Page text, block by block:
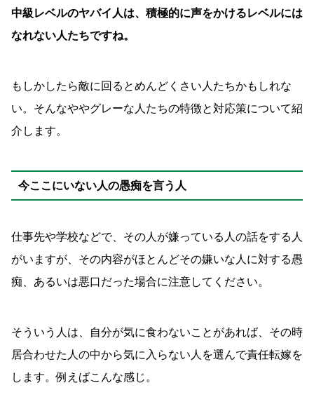
中級レベルのヤバイ人は、積極的に声をかけるレベルには
なれない人たちですね。
もしかしたら敵に回るとめんどくさい人たちかもしれな
い。そんなややグレーな人たちの特徴と対応策について紹
介します。
今ここにいない人の愚痴を言う人
仕事先や学校などで、その人が嫌っている人の話をする人
がいますが、その内容がほとんどその嫌いな人に対する愚
痴、あるいは悪口だった場合に注意してください。
そういう人は、自分が気に食わないことがあれば、その時
居合わせた人の中から気に入らない人を選んで責任転嫁を
します。例えばこんな感じ。